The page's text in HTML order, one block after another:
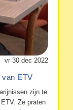
vr 30 dec 2022
van ETV
zijn te
Ze praten